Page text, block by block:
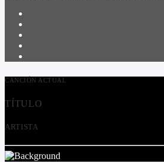
CANCIÓN ACTUAL
TÍTULO
ARTISTA